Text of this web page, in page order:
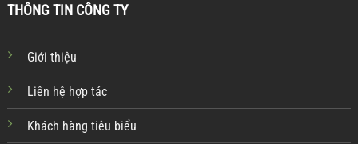
THÔNG TIN CÔNG TY
Giới thiệu
Liên hệ hợp tác
Khách hàng tiêu biểu